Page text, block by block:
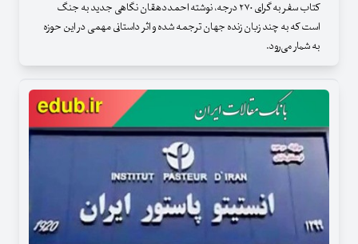
کتاب سفر به گرای ۲۷۰ درجه، نوشته احمددهقان نگاهی جدید به جنگ
است که به چند زبان زنده جهان ترجمه شده و اثر داستانی مهمی در این حوزه
به شمار می‌رود.